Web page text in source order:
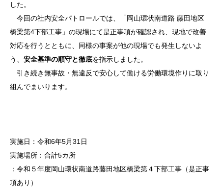
した。
今回の社内安全パトロールでは、「岡山環状南道路 藤田地区
橋梁第4下部工事」の現場にて是正事項が確認され、現地で改善
対応を行うとともに、同様の事案が他の現場でも発生しないよ
う、 安全基準の順守と徹底を指示しました。
引き続き無事故・無違反で安心して働ける労働環境作りに取り
組んでまいります。
実施日：令和6年5月31日
実施場所：合計5カ所
：令和５年度岡山環状南道路藤田地区橋梁第４下部工事（是正事
項あり）